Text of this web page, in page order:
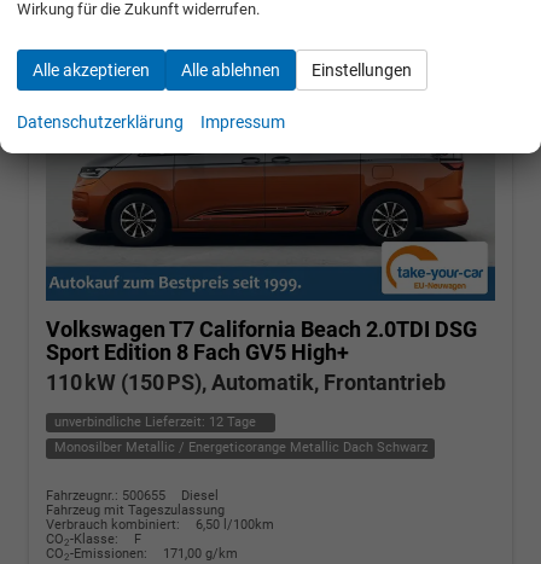
Volkswagen T7 California Beach 2.0TDI DSG
Sport Edition 8 Fach GV5 High+
110 kW (150 PS), Automatik, Frontantrieb
unverbindliche Lieferzeit: 12 Tage
Monosilber Metallic / Energeticorange Metallic Dach Schwarz
Fahrzeugnr.: 500655
Diesel
Fahrzeug mit Tageszulassung
Verbrauch kombiniert:
6,50 l/100km
CO2-Klasse:
F
CO2-Emissionen: 171,00 g/km
Wirkung für die Zukunft widerrufen.
Alle akzeptieren Alle ablehnen Einstellungen
Datenschutzerklärung Impressum